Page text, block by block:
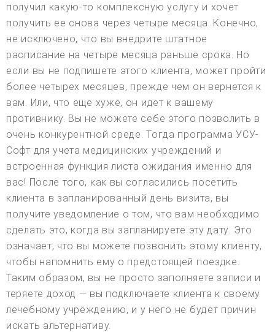
получил какую-то комплексную услугу и хочет
получить ее снова через четыре месяца. Конечно,
не исключено, что вы внедрите штатное
расписание на четыре месяца раньше срока. Но
если вы не подпишете этого клиента, может пройти
более четырех месяцев, прежде чем он вернется к
вам. Или, что еще хуже, он идет к вашему
противнику. Вы не можете себе этого позволить в
очень конкурентной среде. Тогда программа УСУ-
Софт для учета медицинских учреждений и
встроенная функция листа ожидания именно для
вас! После того, как вы согласились посетить
клиента в запланированный день визита, вы
получите уведомление о том, что вам необходимо
сделать это, когда вы запланируете эту дату. Это
означает, что вы можете позвонить этому клиенту,
чтобы напомнить ему о предстоящей поездке.
Таким образом, вы не просто заполняете записи и
теряете доход — вы подключаете клиента к своему
лечебному учреждению, и у него не будет причин
искать альтернативу.